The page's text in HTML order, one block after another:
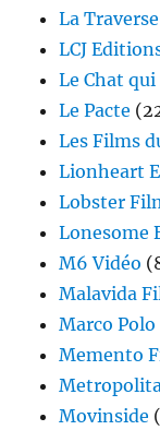
La Traverse
LCJ
Le Chat
Le Pacte
Les Films
Lionheart
Lobster
Lonesome
M6 Vidéo
Malavida
Marco
Memento
Movinside